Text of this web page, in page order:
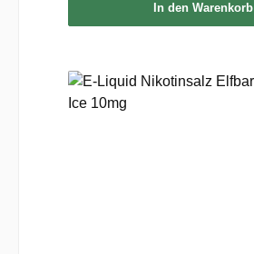
In den Warenkorb